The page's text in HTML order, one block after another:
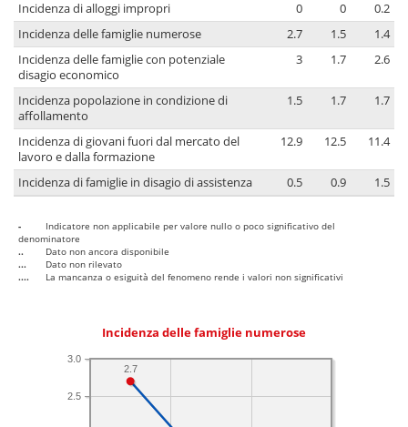
Incidenza di alloggi impropri 0 0
0.2
Incidenza delle famiglie numerose
2.7 1.5
1.4
Incidenza delle famiglie con potenziale
disagio economico
3 1.7 2.6
Incidenza popolazione in condizione di
affollamento
1.5 1.7 1.7
Incidenza di giovani fuori dal mercato del
lavoro e dalla formazione
12.9 12.5 11.4
Incidenza di famiglie in disagio di assistenza 0.5 0.9 1.5
-
Indicatore non applicabile per valore nullo o poco significativo del
denominatore
..
Dato non ancora disponibile
...
Dato non rilevato
....
La mancanza o esiguità del fenomeno rende i valori non significativi
Incidenza delle famiglie numerose
2.5
3.0
2.7